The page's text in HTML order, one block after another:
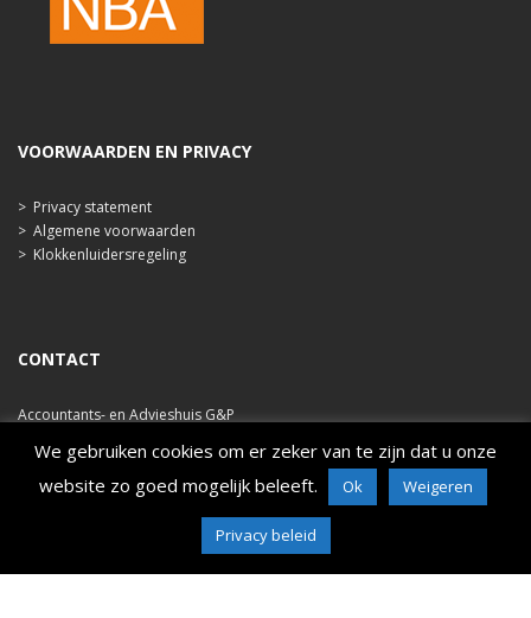
VOORWAARDEN EN PRIVACY
> Privacy statement
> Algemene voorwaarden
> Klokkenluidersregeling
CONTACT
Accountants- en Advieshuis G&P
4421 EA Kapelle
tel. 0113 348 786
We gebruiken cookies om er zeker van te zijn dat u onze
website zo goed mogelijk beleeft.
Ok Weigeren
Privacy beleid